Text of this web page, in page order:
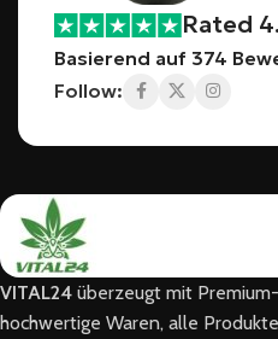
Rated
Basierend auf 374
Follow:
VITAL24 überzeugt mit
hochwertige Waren, alle